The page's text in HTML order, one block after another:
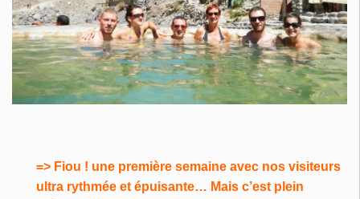
=> Fiou ! une première semaine avec nos visiteurs
ultra rythmée et épuisante… Mais c’est plein